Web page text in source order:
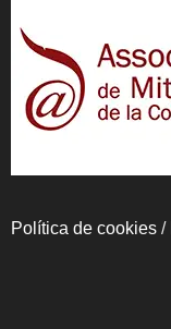
Política de cookies /